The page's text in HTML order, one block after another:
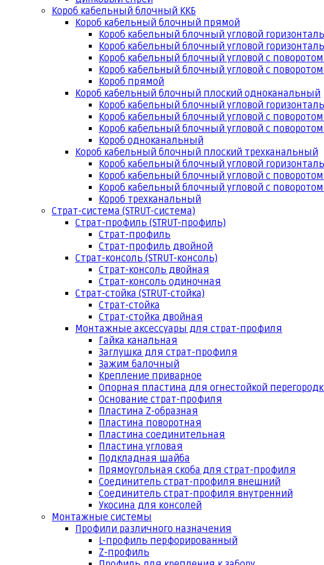
Короб кабельный блочный ККБ
Короб кабельный блочный прямой
Короб кабельный блочный угловой
Короб кабельный блочный угловой
Короб кабельный блочный угловой с поворотом
Короб кабельный блочный угловой с
Короб прямой
Короб кабельный блочный плоский одноканальный
Короб кабельный блочный угловой
Короб кабельный блочный угловой с
Короб кабельный блочный угловой с
Короб одноканальный
Короб кабельный блочный плоский трехканальный
Короб кабельный блочный угловой
Короб кабельный блочный угловой с
Короб кабельный блочный угловой с
Короб трехканальный
Страт-система (STRUT-система)
Страт-профиль (STRUT-профиль)
Страт-профиль
Страт-профиль двойной
Страт-консоль (STRUT-консоль)
Страт-консоль двойная
Страт-консоль одиночная
Страт-стойка (STRUT-стойка)
Страт-стойка
Страт-стойка двойная
Монтажные аксессуары для страт-профиля
Гайка канальная
Заглушка для страт-профиля
Зажим балочный
Крепление приварное
Опорная пластина для огнестойкой
Основание страт-профиля
Пластина Z-образная
Пластина поворотная
Пластина соединительная
Пластина угловая
Подкладная шайба
Прямоугольная скоба для страт-профиля
Соединитель страт-профиля внешний
Соединитель страт-профиля внутренний
Укосина для консолей
Монтажные системы
Профили различного назначения
L-профиль перфорированный
Z-профиль